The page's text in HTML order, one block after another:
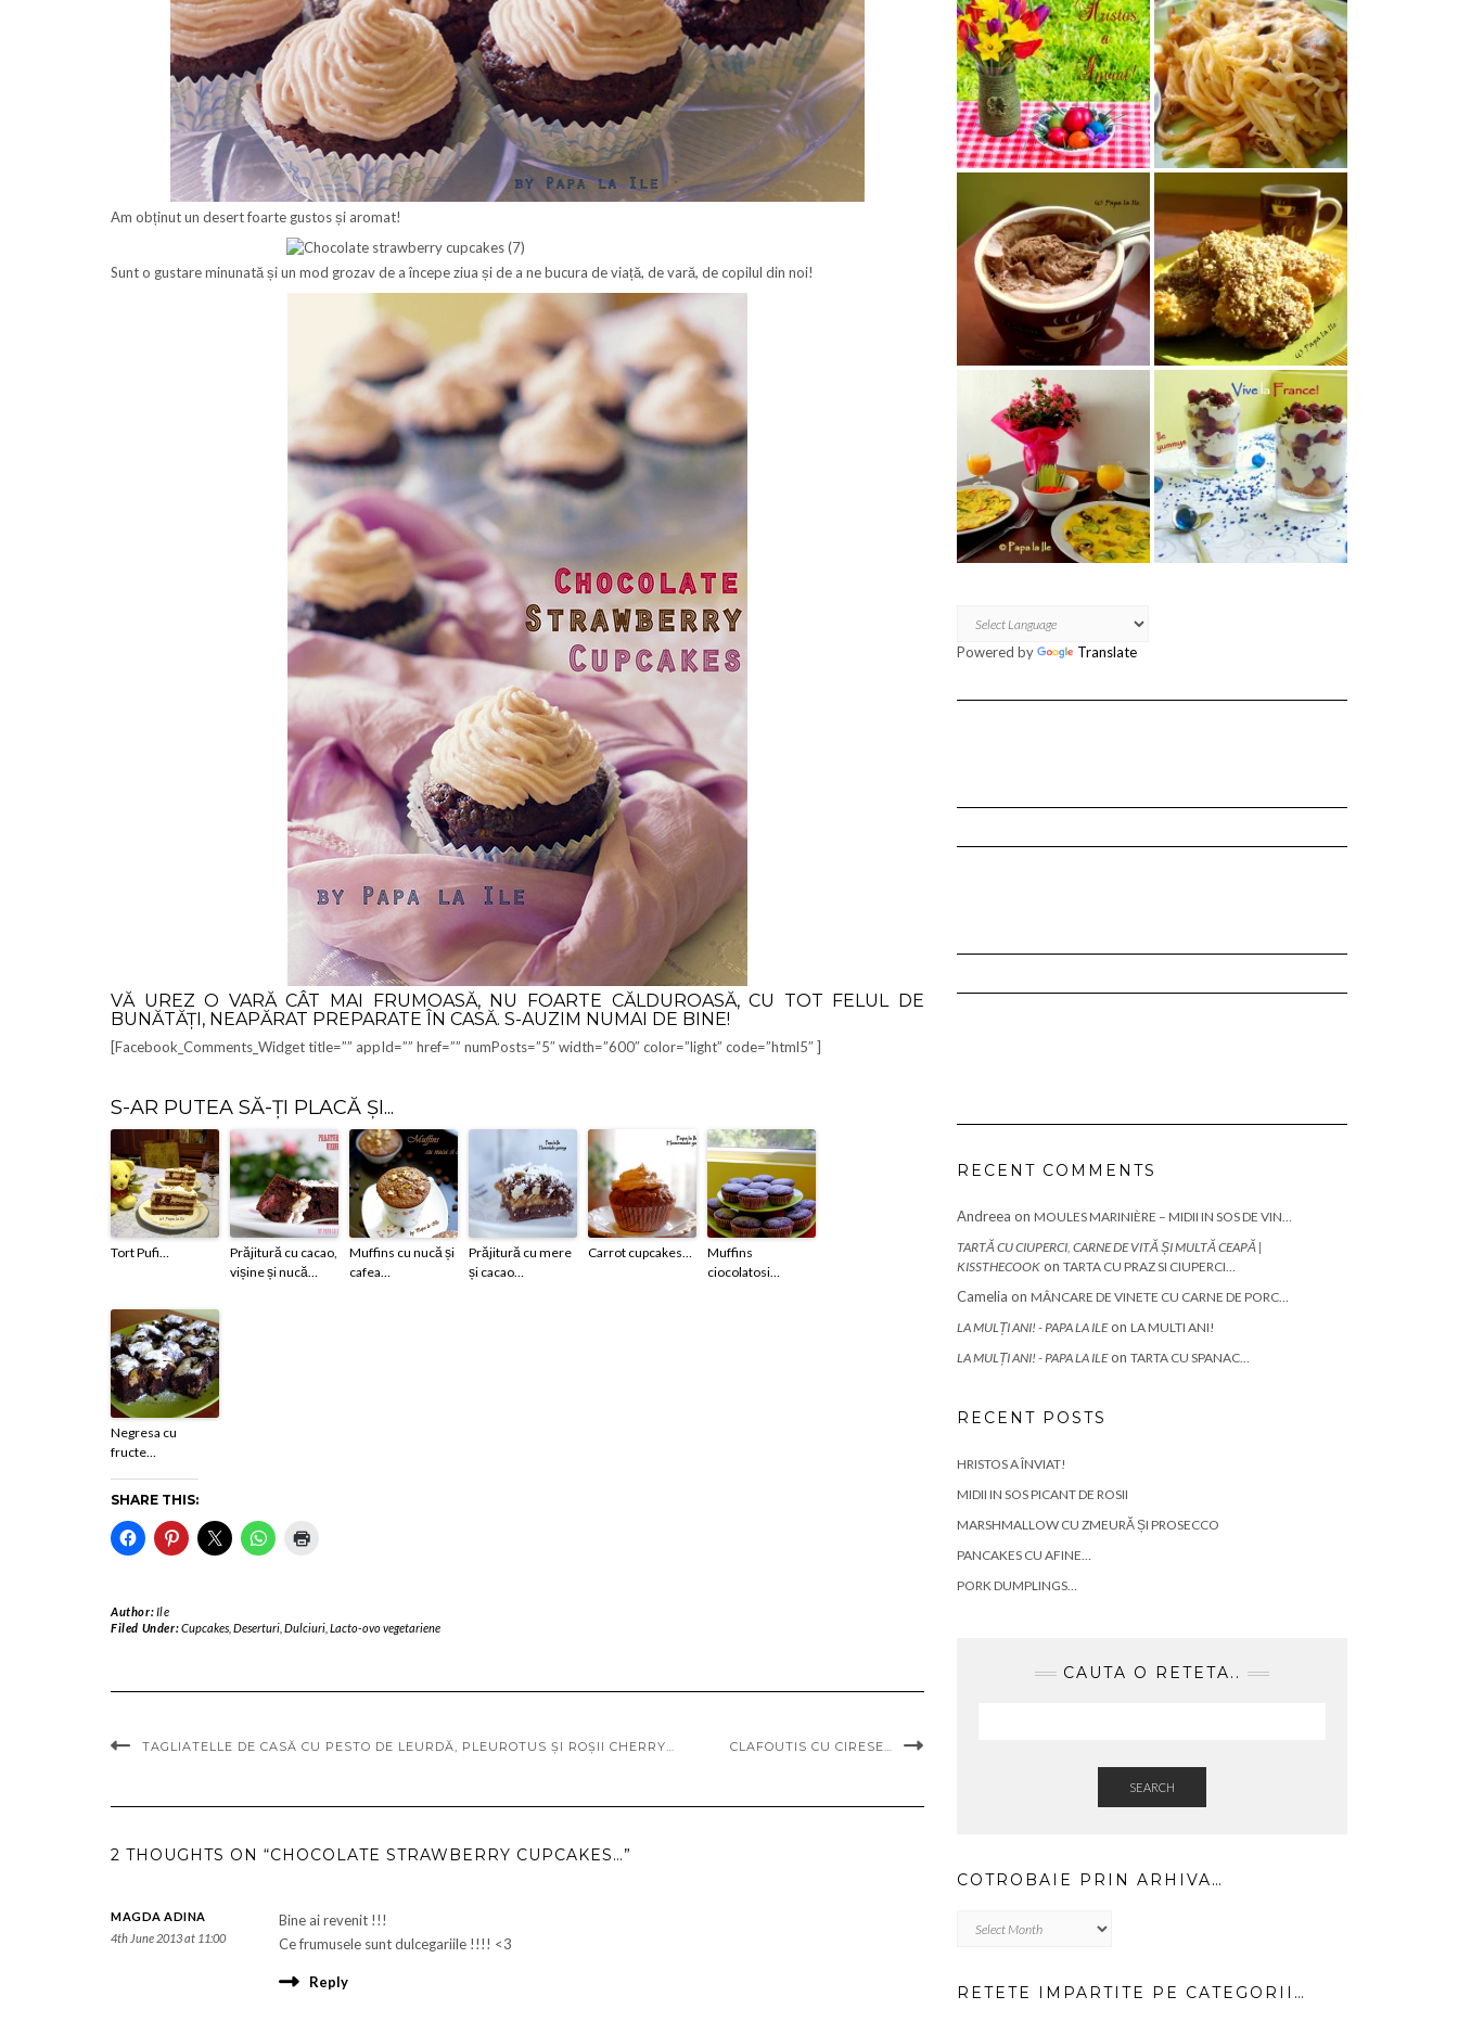
Am obținut un desert foarte gustos și aromat!
Sunt o gustare minunată și un mod grozav de a începe ziua și de a ne bucura de viață, de vară, de copilul din noi!
VĂ UREZ O VARĂ CÂT MAI FRUMOASĂ, NU FOARTE CĂLDUROASĂ, CU TOT FELUL DE
BUNĂTĂȚI, NEAPĂRAT PREPARATE ÎN CASĂ. S-AUZIM NUMAI DE BINE!
[Facebook_Comments_Widget title=”” appId=”” href=”” numPosts=”5″ width=”600″ color=”light” code=”html5″ ]
S-AR PUTEA SĂ-ȚI PLACĂ ȘI...
Tort Pufi…
Prăjitură cu cacao,
vișine și nucă…
Muffins cu nucă și
cafea…
Prăjitură cu mere
și cacao…
Carrot cupcakes…
Muffins
ciocolatosi…
Negresa cu
fructe…
SHARE THIS:
Author:Ile
Filed Under:Cupcakes, Deserturi, Dulciuri, Lacto-ovo vegetariene
TAGLIATELLE DE CASĂ CU PESTO DE LEURDĂ, PLEUROTUS ȘI ROȘII CHERRY… CLAFOUTIS CU CIRESE…
2 THOUGHTS ON “CHOCOLATE STRAWBERRY CUPCAKES…”
MAGDA ADINA
4th June 2013 at 11:00
Bine ai revenit !!!
Ce frumusele sunt dulcegariile !!!! <3
Reply
Powered by Translate
RECENT COMMENTS
Andreea on MOULES MARINIÈRE – MIDII IN SOS DE VIN…
TARTĂ CU CIUPERCI, CARNE DE VITĂ ȘI MULTĂ CEAPĂ |
KISSTHECOOK on TARTA CU PRAZ SI CIUPERCI…
Camelia on MÂNCARE DE VINETE CU CARNE DE PORC…
LA MULȚI ANI! - PAPA LA ILEon LA MULTI ANI!
LA MULȚI ANI! - PAPA LA ILEon TARTA CU SPANAC…
RECENT POSTS
HRISTOS A ÎNVIAT!
MIDII IN SOS PICANT DE ROSII
MARSHMALLOW CU ZMEURĂ ȘI PROSECCO
PANCAKES CU AFINE…
PORK DUMPLINGS…
CAUTA O RETETA..
SEARCH
COTROBAIE PRIN ARHIVA…
prin
RETETE IMPARTITE PE CATEGORII…